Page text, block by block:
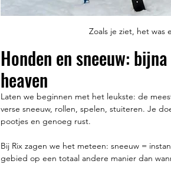
Zoals je ziet, het was
Honden en sneeuw:
heaven
Laten we beginnen met het leukste: de
verse sneeuw, rollen, spelen, stuiteren. Je
pootjes en genoeg rust.
Bij Rix zagen we het meteen: sneeuw =
gebied op een totaal andere manier dan